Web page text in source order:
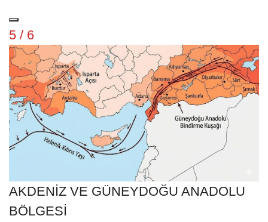
5 / 6
AKDENİZ VE GÜNEYDOĞU ANADOLU
BÖLGESİ